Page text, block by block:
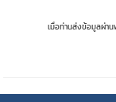
เมื่อท่านส่งข้อมูลผ่า